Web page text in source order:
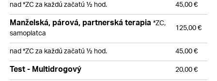
nad *ZC za každú začatú ½ hod.
45,00 €
Manželská, párová, partnerská terapia*ZC,
samoplatca
125,00 €
nad *ZC za každú začatú ½ hod.
45,00 €
Test - Multidrogový 20,00 €